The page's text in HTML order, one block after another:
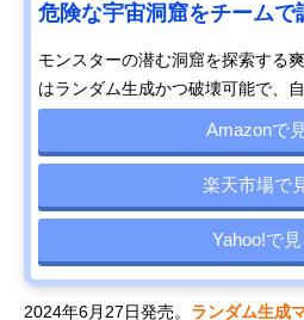
危険な宇宙洞窟をチームで
モンスターの潜む洞窟を探索する
はランダム生成かつ破壊可能で、
Amazonで
楽天市場で
Yahoo!で見
2024年6月27日発売。 ランダム生成